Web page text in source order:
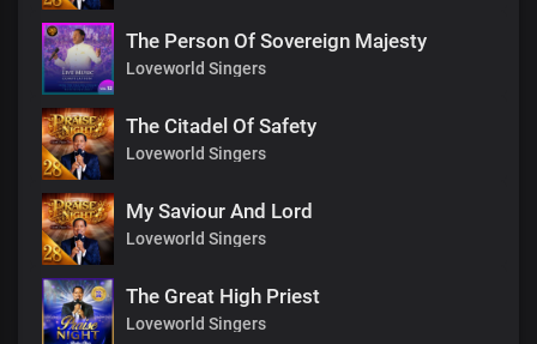
The Person Of Sovereign Majesty
Loveworld Singers
The Citadel Of Safety
Loveworld Singers
My Saviour And Lord
Loveworld Singers
The Great High Priest
Loveworld Singers